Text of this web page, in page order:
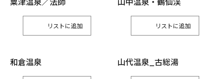
リスト リスト
和倉温泉 山代温泉_古総湯